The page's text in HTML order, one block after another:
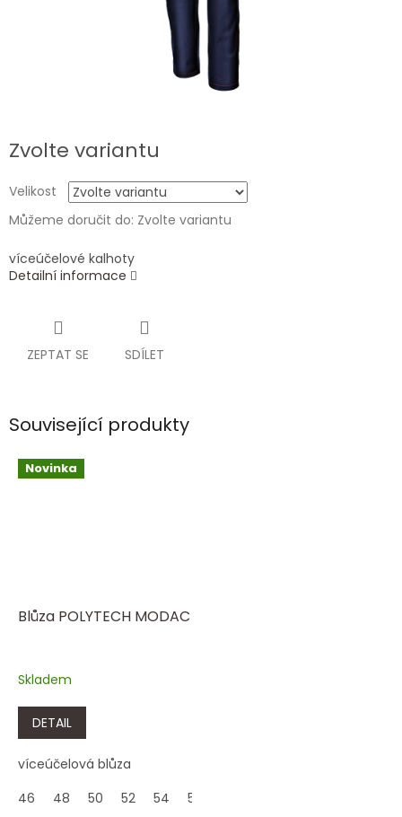
Zvolte variantu
Velikost
Můžeme doručit do: Zvolte variantu
víceúčelové kalhoty
Detailní informace
ZEPTAT SE SDÍLET
Související produkty
Novinka
Blůza POLYTECH MODAC
Skladem
DETAIL
víceúčelová blůza
46
48 50 52 54 56